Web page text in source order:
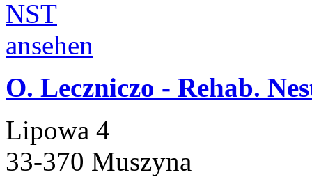
O. Leczniczo - Rehab.
Lipowa 4
33-370 Muszyna